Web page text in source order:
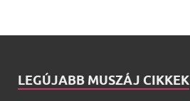
LEGÚJABB MUSZÁJ CIKKEK